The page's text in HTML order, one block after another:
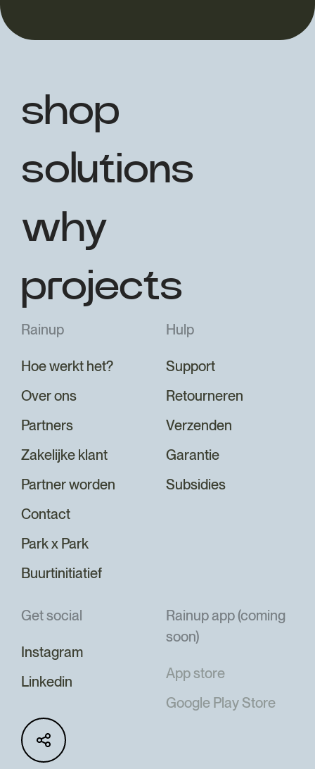
shop
solutions
why
projects
Rainup
Hoe werkt het?
Over ons
Partners
Zakelijke klant
Partner worden
Contact
Park x Park
Buurtinitiatief
Hulp
Support
Retourneren
Verzenden
Garantie
Subsidies
Get social
Instagram
Linkedin
Rainup app (coming
soon)
App store
Google Play Store